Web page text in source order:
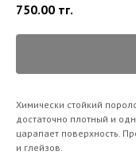
750.00 тг.
Химически стойкий
достаточно плотный и
царапает поверхность.
и глейзов.